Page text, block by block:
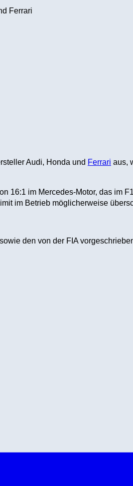
Ferrari
Audi, Honda und Ferrari aus,
16:1 im Mercedes-Motor, das im
im Betrieb möglicherweise
den von der FIA